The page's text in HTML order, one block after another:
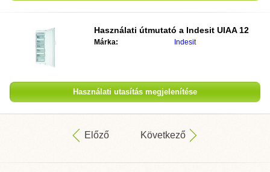
Használati útmutató a Indesit UIAA 12
Márka: Indesit
Használati utasítás megjelenítése
Előző Következő